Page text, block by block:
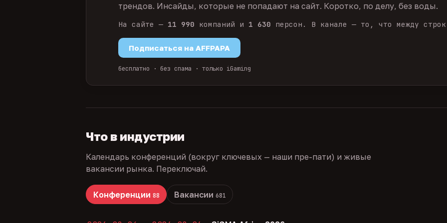
трендов. Инсайды, которые не попадают на сайт. Коротко, по делу, без воды.
На сайте — 11 990 компаний и 1 630 персон. В канале — то, что между
Подписаться на AFFPAPA
бесплатно · без спама · только iGaming
Что в индустрии
Календарь конференций (вокруг ключевых — наши пре-пати) и живые
вакансии рынка. Переключай.
Конференции 88 Вакансии 681